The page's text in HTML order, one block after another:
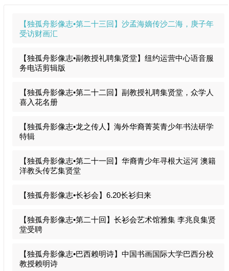
【独孤舟影像志•第二十三回】沙孟海嫡传沙二海，庚子年
受访财画汇
【独孤舟影像志•副教授礼聘集贤堂】纽约运营中心语音服
务电话剪辑版
【独孤舟影像志•第二十二回】副教授礼聘集贤堂，众学人
喜入花名册
【独孤舟影像志•龙之传人】海外华裔菁英青少年书法研学
特辑
【独孤舟影像志•第二十一回】华裔青少年寻根大运河 澳籍
洋教头传艺集贤堂
【独孤舟影像志•长衫会】6.20长衫归来
【独孤舟影像志•第二十回】长衫会艺术馆雅集 李兆良集贤
堂受聘
【独孤舟影像志•巴西赖明诗】中国书画国际大学巴西分校
教授赖明诗